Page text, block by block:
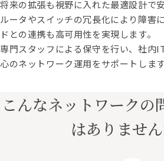
将来の拡張も視野に入れた最適設計で
ルータやスイッチの冗長化により障害
ドとの連携も高可用性を実現します。
専門スタッフによる保守を行い、社内
心のネットワーク運用をサポートします
こんなネットワークの
はありませ